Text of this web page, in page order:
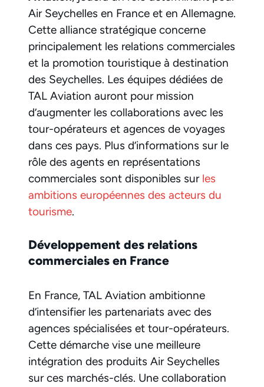
Air Seychelles en France et en Allemagne.
Cette alliance stratégique concerne
principalement les relations commerciales
et la promotion touristique à destination
des Seychelles. Les équipes dédiées de
TAL Aviation auront pour mission
d’augmenter les collaborations avec les
tour-opérateurs et agences de voyages
dans ces pays. Plus d’informations sur le
rôle des agents en représentations
commerciales sont disponibles sur les
ambitions européennes des acteurs du
tourisme.
Développement des relations
commerciales en France
En France, TAL Aviation ambitionne
d’intensifier les partenariats avec des
agences spécialisées et tour-opérateurs.
Cette démarche vise une meilleure
intégration des produits Air Seychelles
sur ces marchés-clés. Une collaboration